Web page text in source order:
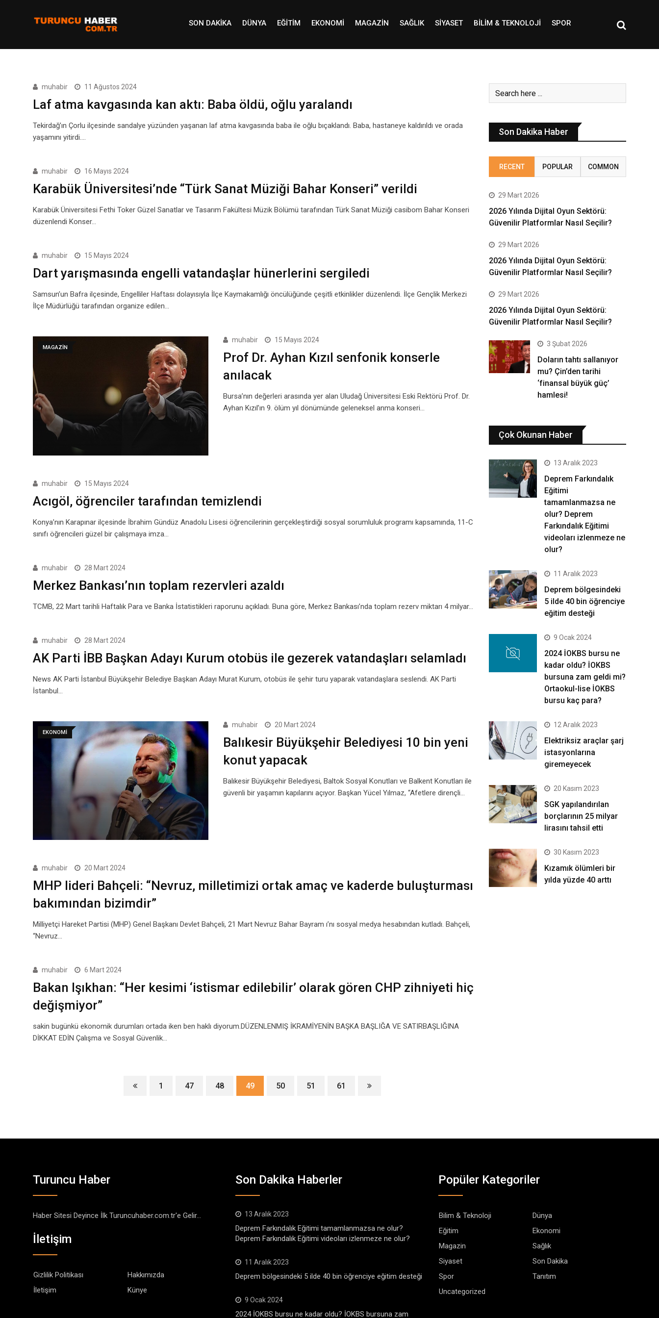
SON DAKIKA DÜNYA EĞITIM EKONOMI MAGAZIN SAĞLIK SIYASET BILIM & TEKNOLOJI SPOR
muhabir 11 Ağustos 2024
Laf atma kavgasında kan aktı: Baba öldü, oğlu yaralandı
Tekirdağ’ın Çorlu ilçesinde sandalye yüzünden yaşanan laf atma kavgasında baba ile oğlu bıçaklandı. Baba, hastaneye kaldırıldı ve orada
yaşamını yitirdi.…
muhabir 16 Mayıs 2024
Karabük Üniversitesi’nde “Türk Sanat Müziği Bahar Konseri” verildi
Karabük Üniversitesi Fethi Toker Güzel Sanatlar ve Tasarım Fakültesi Müzik Bölümü tarafından Türk Sanat Müziği casibom Bahar Konseri
düzenlendi Konser…
muhabir 15 Mayıs 2024
Dart yarışmasında engelli vatandaşlar hünerlerini sergiledi
Samsun’un Bafra ilçesinde, Engelliler Haftası dolayısıyla İlçe Kaymakamlığı öncülüğünde çeşitli etkinlikler düzenlendi. İlçe Gençlik Merkezi
İlçe Müdürlüğü tarafından organize edilen…
MAGAZIN
muhabir 15 Mayıs 2024
Prof Dr. Ayhan Kızıl senfonik konserle
anılacak
Bursa’nın değerleri arasında yer alan Uludağ Üniversitesi Eski Rektörü Prof. Dr.
Ayhan Kızıl’ın 9. ölüm yıl dönümünde geleneksel anma konseri…
muhabir 15 Mayıs 2024
Acıgöl, öğrenciler tarafından temizlendi
Konya’nın Karapınar ilçesinde İbrahim Gündüz Anadolu Lisesi öğrencilerinin gerçekleştirdiği sosyal sorumluluk programı kapsamında, 11-C
sınıfı öğrencileri güzel bir çalışmaya imza…
muhabir 28 Mart 2024
Merkez Bankası’nın toplam rezervleri azaldı
TCMB, 22 Mart tarihli Haftalık Para ve Banka İstatistikleri raporunu açıkladı. Buna göre, Merkez Bankası’nda toplam rezerv miktarı 4 milyar…
muhabir 28 Mart 2024
AK Parti İBB Başkan Adayı Kurum otobüs ile gezerek vatandaşları selamladı
News AK Parti İstanbul Büyükşehir Belediye Başkan Adayı Murat Kurum, otobüs ile şehir turu yaparak vatandaşlara seslendi. AK Parti
İstanbul…
EKONOMI
muhabir 20 Mart 2024
Balıkesir Büyükşehir Belediyesi 10 bin yeni
konut yapacak
Balıkesir Büyükşehir Belediyesi, Baltok Sosyal Konutları ve Balkent Konutları ile
güvenli bir yaşamın kapılarını açıyor. Başkan Yücel Yılmaz, “Afetlere dirençli…
muhabir 20 Mart 2024
MHP lideri Bahçeli: “Nevruz, milletimizi ortak amaç ve kaderde buluşturması
bakımından bizimdir”
Milliyetçi Hareket Partisi (MHP) Genel Başkanı Devlet Bahçeli, 21 Mart Nevruz Bahar Bayram ı’nı sosyal medya hesabından kutladı. Bahçeli,
“Nevruz…
muhabir 6 Mart 2024
Bakan Işıkhan: “Her kesimi ‘istismar edilebilir’ olarak gören CHP zihniyeti hiç
değişmiyor”
sakin bugünkü ekonomik durumları ortada iken ben haklı diyorum.DÜZENLENMIŞ İKRAMİYENİN BAŞKA BAŞLIĞA VE SATIRBAŞLIĞINA
DİKKAT EDİN Çalışma ve Sosyal Güvenlik…
1 47 48 49 50 51 61
Son Dakika Haber
RECENT POPULAR COMMON
29 Mart 2026
2026 Yılında Dijital Oyun Sektörü:
Güvenilir Platformlar Nasıl Seçilir?
29 Mart 2026
2026 Yılında Dijital Oyun Sektörü:
Güvenilir Platformlar Nasıl Seçilir?
29 Mart 2026
2026 Yılında Dijital Oyun Sektörü:
Güvenilir Platformlar Nasıl Seçilir?
3 Şubat 2026
Doların tahtı sallanıyor
mu? Çin’den tarihi
‘finansal büyük güç’
hamlesi!
Çok Okunan Haber
13 Aralık 2023
Deprem Farkındalık
Eğitimi
tamamlanmazsa ne
olur? Deprem
Farkındalık Eğitimi
videoları izlenmeze ne
olur?
11 Aralık 2023
Deprem bölgesindeki
5 ilde 40 bin öğrenciye
eğitim desteği
9 Ocak 2024
2024 İOKBS bursu ne
kadar oldu? İOKBS
bursuna zam geldi mi?
Ortaokul-lise İOKBS
bursu kaç para?
12 Aralık 2023
Elektriksiz araçlar şarj
istasyonlarına
giremeyecek
20 Kasım 2023
SGK yapılandırılan
borçlarının 25 milyar
lirasını tahsil etti
30 Kasım 2023
Kızamık ölümleri bir
yılda yüzde 40 arttı
Turuncu Haber
Haber Sitesi Deyince İlk Turuncuhaber.com.tr'e Gelir...
İletişim
Gizlilik Politikası
Hakkımızda
İletişim
Künye
Son Dakika Haberler
13 Aralık 2023
Deprem Farkındalık Eğitimi tamamlanmazsa ne olur?
Deprem Farkındalık Eğitimi videoları izlenmeze ne olur?
11 Aralık 2023
Deprem bölgesindeki 5 ilde 40 bin öğrenciye eğitim desteği
9 Ocak 2024
2024 İOKBS bursu ne kadar oldu? İOKBS bursuna zam
Popüler Kategoriler
Bilim & Teknoloji
Dünya
Eğitim
Ekonomi
Magazin
Sağlık
Siyaset
Son Dakika
Spor
Tanıtım
Uncategorized